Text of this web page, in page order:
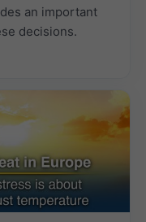
an important
decisions.